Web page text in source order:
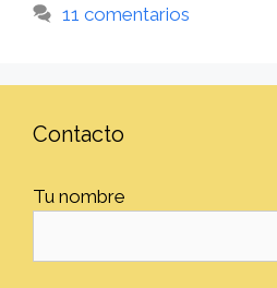
11 comentarios
Contacto
Tu nombre